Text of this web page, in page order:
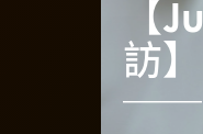
【
訪
──